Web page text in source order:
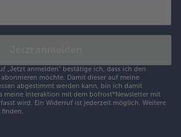
„Jetzt anmelden" bestätige ich, dass ich den
möchte. Damit dieser auf meine
abgestimmt werden kann, bin ich damit
meine Interaktion mit dem bofrost*Newsletter mit
wird. Ein Widerruf ist jederzeit möglich. Weitere
finden.